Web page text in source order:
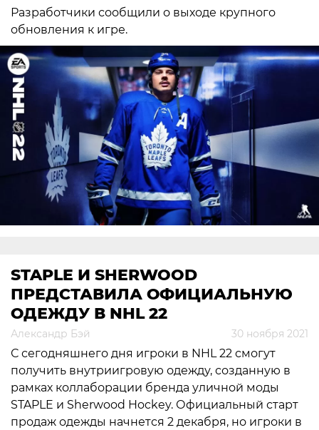
Разработчики сообщили о выходе крупного
обновления к игре.
STAPLE И SHERWOOD
ПРЕДСТАВИЛА ОФИЦИАЛЬНУЮ
ОДЕЖДУ В NHL 22
Александр Бэй 30 ноября 2021
С сегодняшнего дня игроки в NHL 22 смогут
получить внутриигровую одежду, созданную в
рамках коллаборации бренда уличной моды
STAPLE и Sherwood Hockey. Официальный старт
продаж одежды начнется 2 декабря, но игроки в